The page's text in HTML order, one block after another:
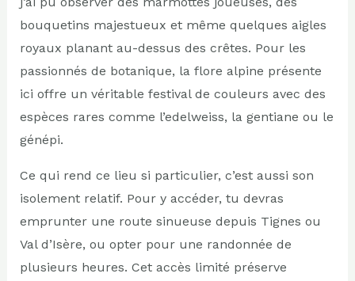
bouquetins majestueux et même quelques aigles
royaux planant au-dessus des crêtes. Pour les
passionnés de botanique, la flore alpine présente
ici offre un véritable festival de couleurs avec des
espèces rares comme l’edelweiss, la gentiane ou le
génépi.
Ce qui rend ce lieu si particulier, c’est aussi son
isolement relatif. Pour y accéder, tu devras
emprunter une route sinueuse depuis Tignes ou
Val d’Isère, ou opter pour une randonnée de
plusieurs heures. Cet accès limité préserve